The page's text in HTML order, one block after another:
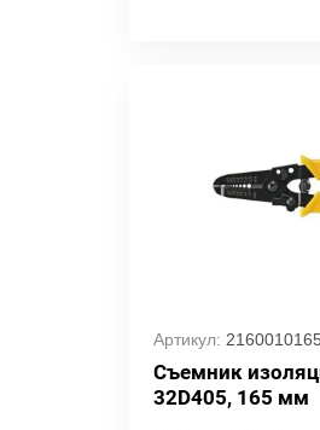
Артикул: 2160010165
Съемник
32D405, 165 мм